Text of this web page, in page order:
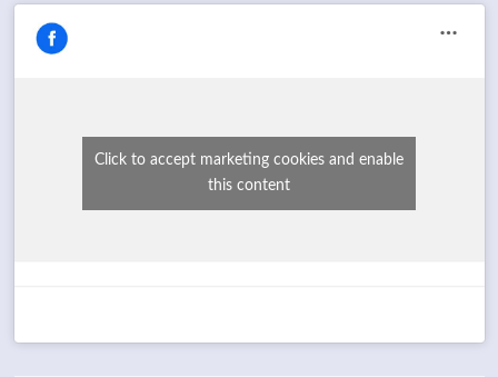
Click to accept marketing cookies and enable
this content